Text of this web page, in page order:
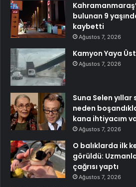
bulunan 9
kaybetti
Ağustos 7, 2026
Kamyon Yaya
Ağustos 7, 2026
Suna Selen
neden
kana ihtiyacım
Ağustos 7, 2026
O balıklarda ilk
görüldü:
çağrısı yaptı
Ağustos 7, 2026